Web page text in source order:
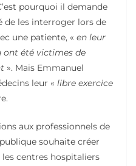
pourquoi il demande
de les interroger lors de
une patiente, « en leur
ont été victimes de
». Mais Emmanuel
leur « libre exercice
aux professionnels de
souhaite créer
les centres hospitaliers